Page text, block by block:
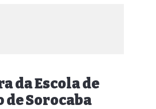
da Escola de
de Sorocaba